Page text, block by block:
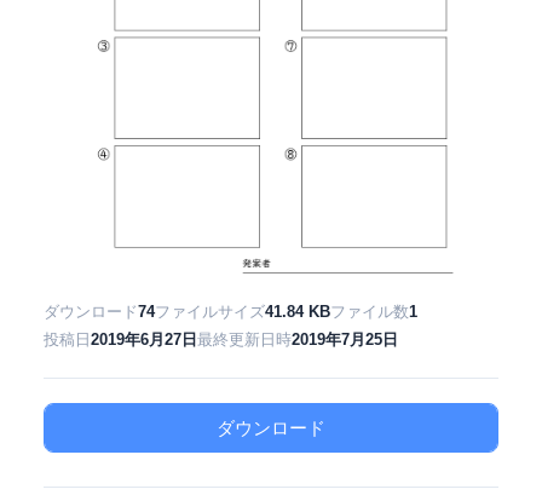
ダウンロード74ファイルサイズ41.84 KBファイル数1
投稿日 2019年6月27日 最終更新日時2019年7月25日
ダウンロード